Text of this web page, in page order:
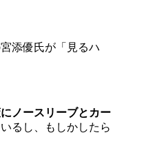
添優氏が「見るハ
ノースリーブとカー
るし、もしかしたら